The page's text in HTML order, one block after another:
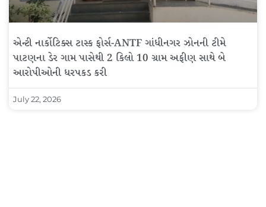
એન્ટી નાર્કોટિક્સ ટાસ્ક ફોર્સ-ANTF ગાંધીનગર ઝોનની ટીમે
પાટણના ડેર ગામ પાસેથી 2 કિલો 10 ગ્રામ અફીણ સાથે બે
આરોપીઓની ધરપકડ કરી
July 22, 2026